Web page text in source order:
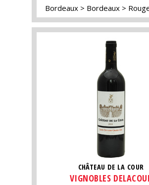
Bordeaux Bordeaux
CHÂTEAU DE LA COUR
VIGNOBLES